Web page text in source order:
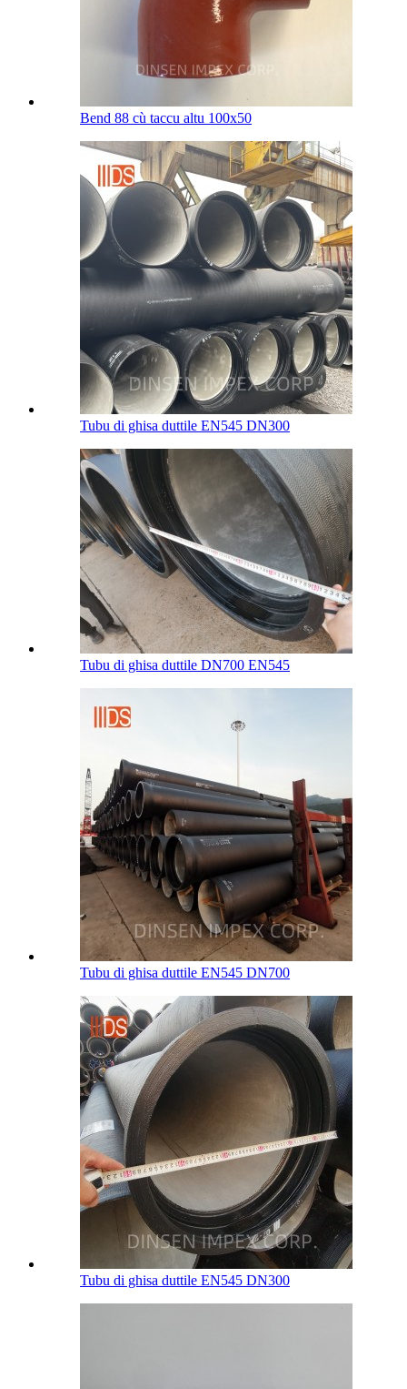
Bend 88 cù taccu altu 100х50
Tubu di ghisa duttile EN545 DN300
Tubu di ghisa duttile DN700 EN545
Tubu di ghisa duttile EN545 DN700
Tubu di ghisa duttile EN545 DN300